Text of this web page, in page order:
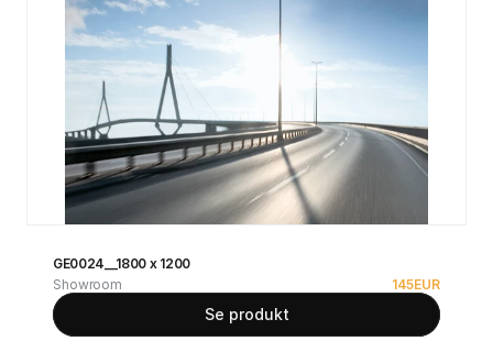
GE0024__1800 x 1200
Showroom
145EUR
Se produkt